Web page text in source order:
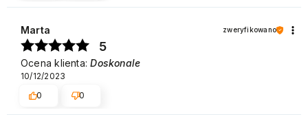
Marta zweryfikowano
5
Ocena klienta:Doskonale
10/12/2023
0
0